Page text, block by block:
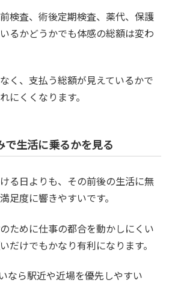
検査、術後定期検査、薬代、保護
るかどうかでも体感の総額は変わ
く、支払う総額が見えているかで
にくくなります。
で生活に乗るかを見る
る日よりも、その前後の生活に無
足度に響きやすいです。
ために仕事の都合を動かしにくい
だけでもかなり有利になります。
なら駅近や近場を優先しやすい